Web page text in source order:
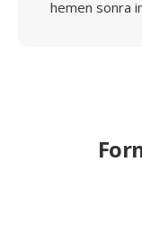
hemen sonra